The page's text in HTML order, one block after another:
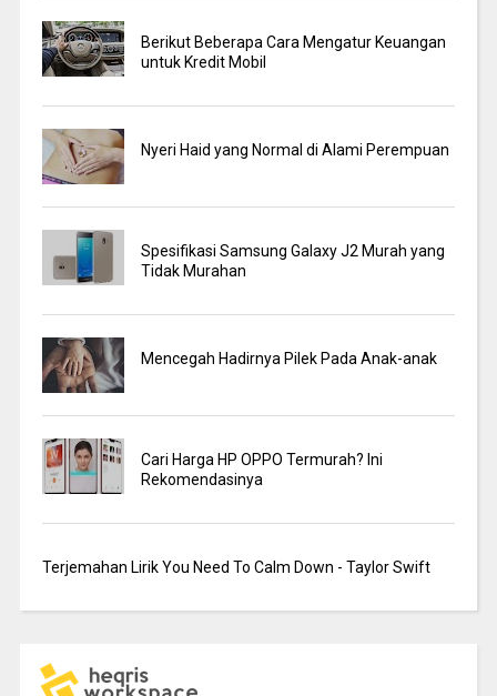
Berikut Beberapa Cara Mengatur Keuangan
untuk Kredit Mobil
Nyeri Haid yang Normal di Alami Perempuan
Spesifikasi Samsung Galaxy J2 Murah yang
Tidak Murahan
Mencegah Hadirnya Pilek Pada Anak-anak
Cari Harga HP OPPO Termurah? Ini
Rekomendasinya
Terjemahan Lirik You Need To Calm Down - Taylor Swift